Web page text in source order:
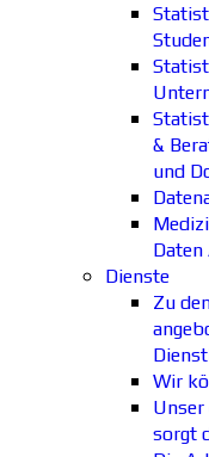
&
und
Daten
Dienste
Zu
Wir
sorgt